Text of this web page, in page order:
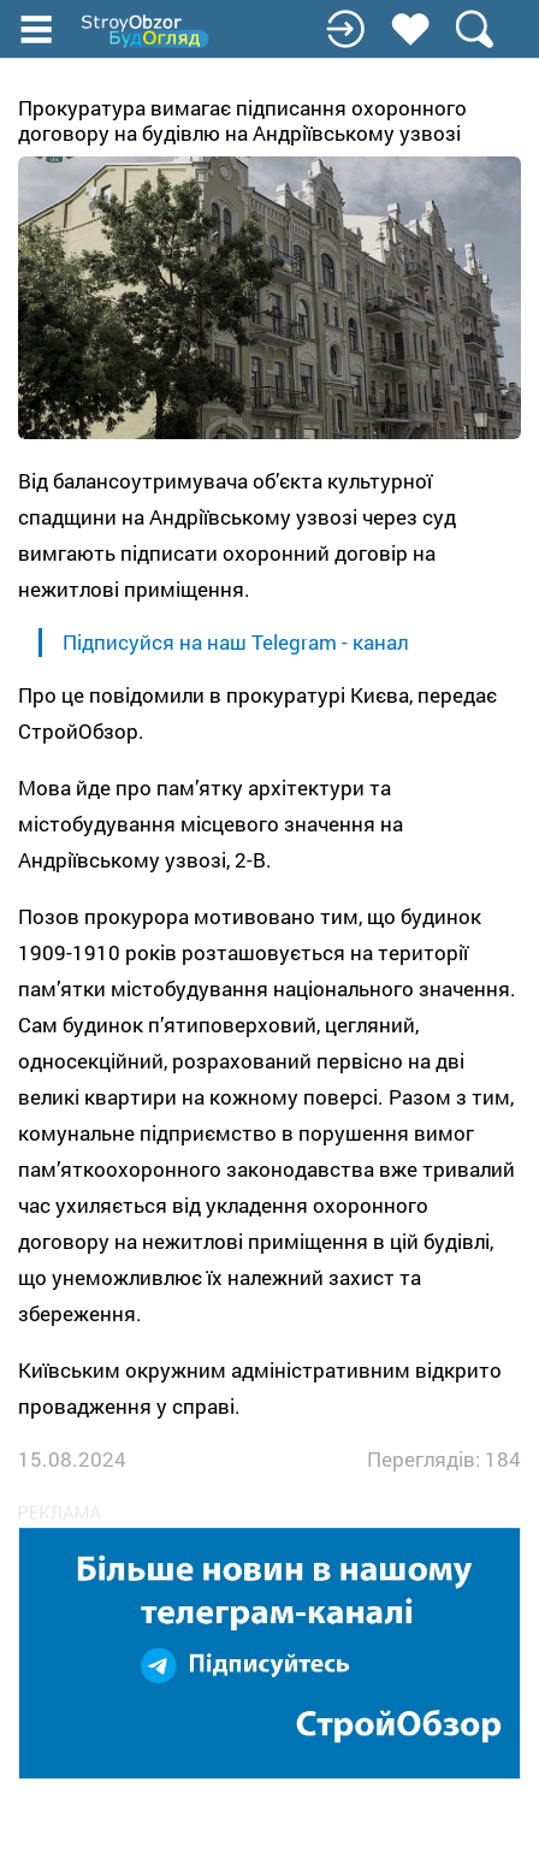
Перейти
содержанию
Прокуратура вимагає підписання охоронного
договору на будівлю на Андріївському узвозі
Від балансоутримувача об’єкта культурної
спадщини на Андріївському узвозі через суд
вимгають підписати охоронний договір на
нежитлові приміщення.
Підписуйся на наш Telegram - канал
Про це повідомили в прокуратурі Києва, передає
СтройОбзор.
Мова йде про памʼятку архітектури та
містобудування місцевого значення на
Андріївському узвозі, 2-В.
Позов прокурора мотивовано тим, що будинок
1909-1910 років розташовується на території
памʼятки містобудування національного значення.
Сам будинок п’ятиповерховий, цегляний,
односекційний, розрахований первісно на дві
великі квартири на кожному поверсі. Разом з тим,
комунальне підприємство в порушення вимог
памʼяткоохоронного законодавства вже тривалий
час ухиляється від укладення охоронного
договору на нежитлові приміщення в цій будівлі,
що унеможливлює їх належний захист та
збереження.
Київським окружним адміністративним відкрито
провадження у справі.
15.08.2024
Переглядів: 184